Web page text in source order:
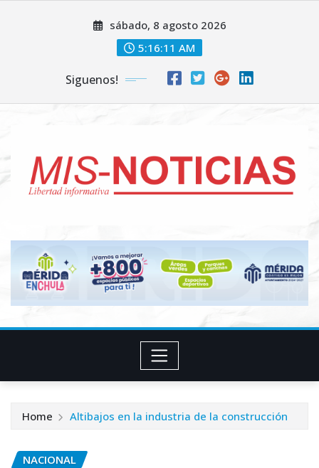
sábado, 8 agosto 2026
5:16:12 AM
Siguenos!
Home Altibajos en la industria de la construcción
NACIONAL